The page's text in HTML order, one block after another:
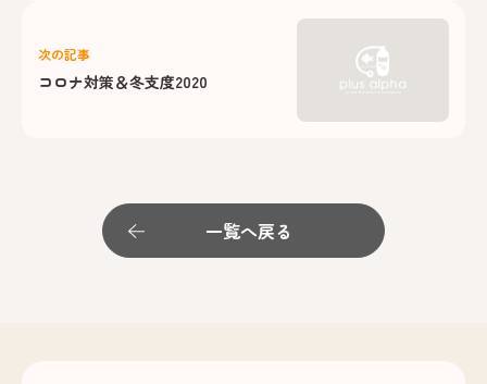
次の記事
コロナ対策＆冬支度2020
一覧へ戻る